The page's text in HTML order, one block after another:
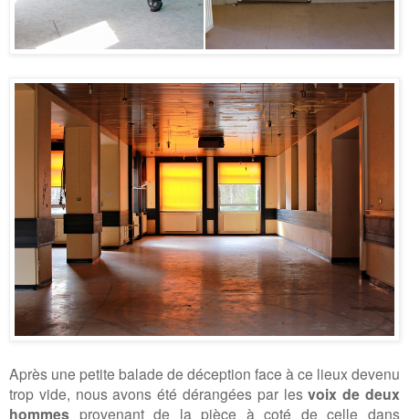
Après une petite balade de déception face à ce lieux devenu
trop vide, nous avons été dérangées par lesvoix de deux
hommes provenant de la pièce à coté de celle dans